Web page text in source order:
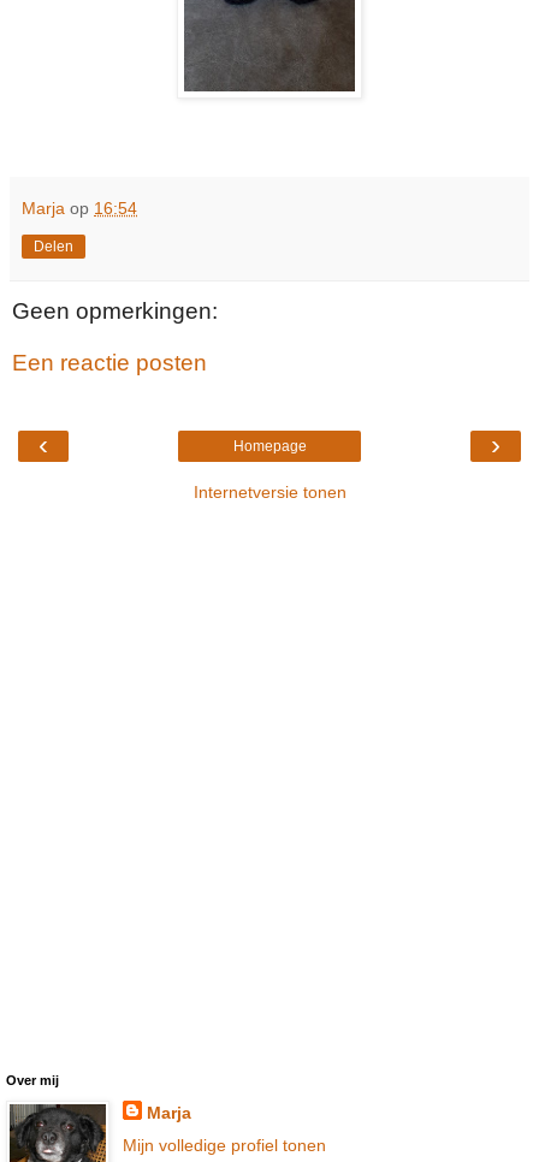
Marja op 16:54
Delen
Geen opmerkingen:
Een reactie posten
‹ ›
Homepage
Internetversie tonen
Over mij
Marja
Mijn volledige profiel tonen